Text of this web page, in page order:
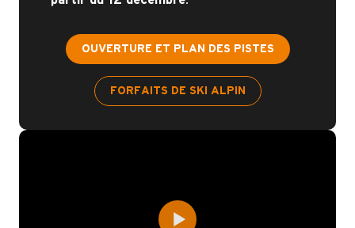
OUVERTURE ET PLAN DES PISTES
FORFAITS DE SKI ALPIN